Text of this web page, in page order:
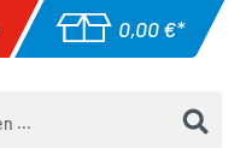
0,00 €*
Warenkorb